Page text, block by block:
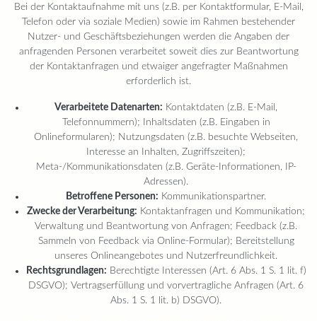
Bei der Kontaktaufnahme mit uns (z.B. per Kontaktformular, E-Mail,
Telefon oder via soziale Medien) sowie im Rahmen bestehender
Nutzer- und Geschäftsbeziehungen werden die Angaben der
anfragenden Personen verarbeitet soweit dies zur Beantwortung
der Kontaktanfragen und etwaiger angefragter Maßnahmen
erforderlich ist.
Verarbeitete Datenarten: Kontaktdaten (z.B. E-Mail,
Telefonnummern); Inhaltsdaten (z.B. Eingaben in
Onlineformularen); Nutzungsdaten (z.B. besuchte Webseiten,
Interesse an Inhalten, Zugriffszeiten);
Meta-/Kommunikationsdaten (z.B. Geräte-Informationen, IP-
Adressen).
Betroffene Personen: Kommunikationspartner.
Zwecke der Verarbeitung: Kontaktanfragen und Kommunikation;
Verwaltung und Beantwortung von Anfragen; Feedback (z.B.
Sammeln von Feedback via Online-Formular); Bereitstellung
unseres Onlineangebotes und Nutzerfreundlichkeit.
Rechtsgrundlagen: Berechtigte Interessen (Art. 6 Abs. 1 S. 1 lit. f)
DSGVO); Vertragserfüllung und vorvertragliche Anfragen (Art. 6
Abs. 1 S. 1 lit. b) DSGVO).